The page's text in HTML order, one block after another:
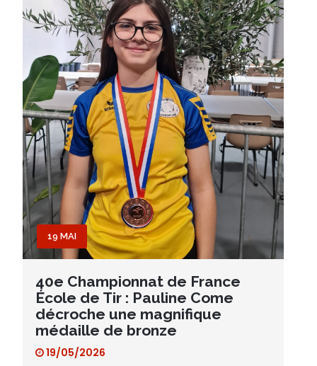
19 MAI
40e Championnat de France
École de Tir : Pauline Come
décroche une magnifique
médaille de bronze
19/05/2026